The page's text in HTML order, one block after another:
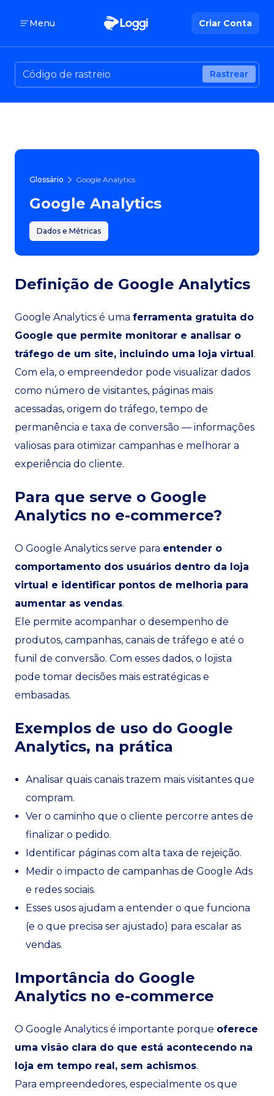
Menu Criar Conta
Rastrear
Glossário Google Analytics
Google Analytics
Dados e Métricas
Definição de Google Analytics
Google Analytics é uma ferramenta gratuita do
Google que permite monitorar e analisar o
tráfego de um site, incluindo uma loja virtual.
Com ela, o empreendedor pode visualizar dados
como número de visitantes, páginas mais
acessadas, origem do tráfego, tempo de
permanência e taxa de conversão — informações
valiosas para otimizar campanhas e melhorar a
experiência do cliente.
Para que serve o Google
Analytics no e-commerce?
O Google Analytics serve para entender o
comportamento dos usuários dentro da loja
virtual e identificar pontos de melhoria para
aumentar as vendas.
Ele permite acompanhar o desempenho de
produtos, campanhas, canais de tráfego e até o
funil de conversão. Com esses dados, o lojista
pode tomar decisões mais estratégicas e
embasadas.
Exemplos de uso do Google
Analytics, na prática
Analisar quais canais trazem mais visitantes que
compram.
Ver o caminho que o cliente percorre antes de
finalizar o pedido.
Identificar páginas com alta taxa de rejeição.
Medir o impacto de campanhas de Google Ads
e redes sociais.
Esses usos ajudam a entender o que funciona
(e o que precisa ser ajustado) para escalar as
vendas.
Importância do Google
Analytics no e-commerce
O Google Analytics é importante porque oferece
uma visão clara do que está acontecendo na
loja em tempo real, sem achismos.
Para empreendedores, especialmente os que